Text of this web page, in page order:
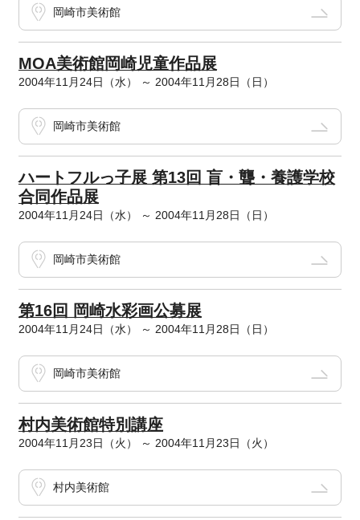
岡崎市美術館
MOA美術館岡崎児童作品展
2004年11月24日（水） ～ 2004年11月28日（日）
岡崎市美術館
ハートフルっ子展 第13回 盲・聾・養護学校
合同作品展
2004年11月24日（水） ～ 2004年11月28日（日）
岡崎市美術館
第16回 岡崎水彩画公募展
2004年11月24日（水） ～ 2004年11月28日（日）
岡崎市美術館
村内美術館特別講座
2004年11月23日（火） ～ 2004年11月23日（火）
村内美術館